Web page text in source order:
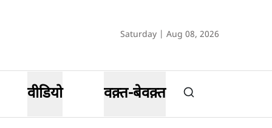
Saturday | Aug 08, 2026
वीडियो वक़्त-बेवक़्त